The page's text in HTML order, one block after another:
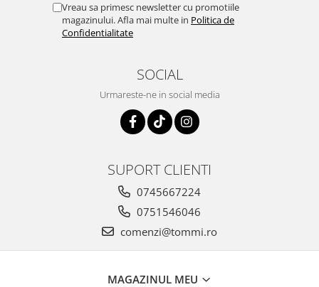
Vreau sa primesc newsletter cu promotiile
magazinului. Afla mai multe in Politica de
Confidentialitate
SOCIAL
Urmareste-ne in social media
SUPORT CLIENTI
0745667224
0751546046
comenzi@tommi.ro
MAGAZINUL MEU